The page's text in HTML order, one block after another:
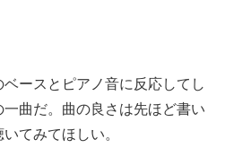
ースとピアノ音に反応してし
曲だ。曲の良さは先ほど書い
てみてほしい。